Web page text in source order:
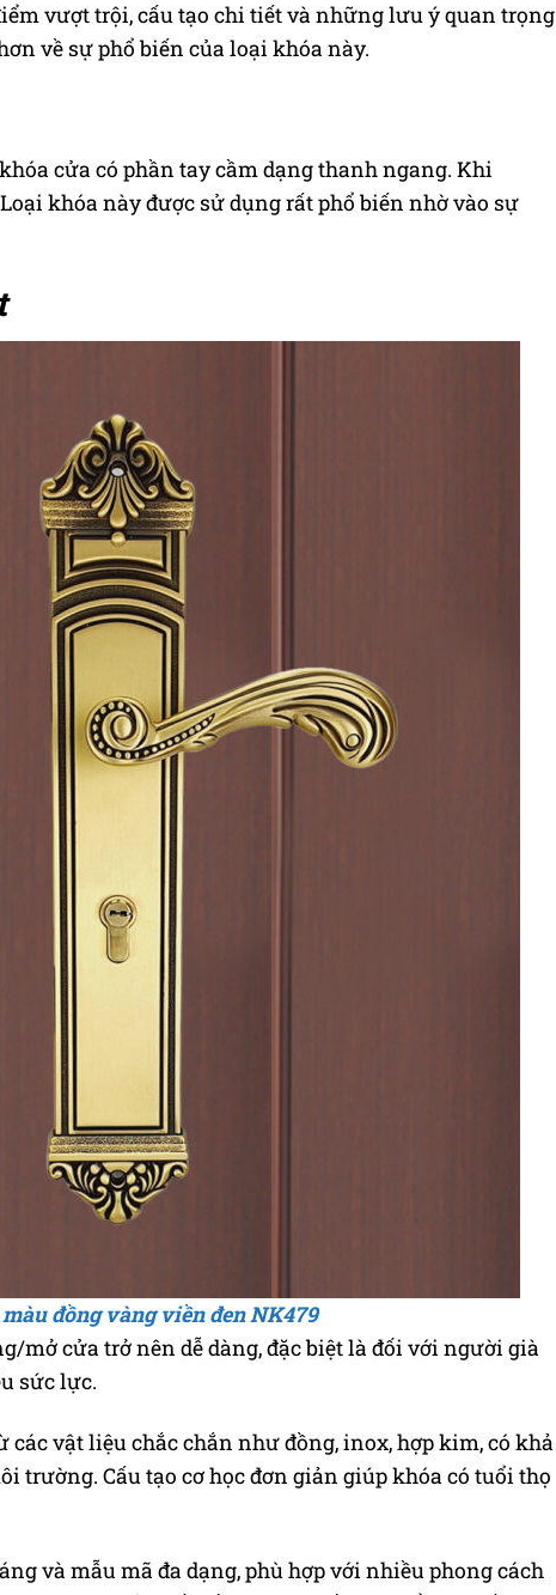
vượt trội, cấu tạo chi tiết và những lưu ý quan trọng
về sự phổ biến của loại khóa này.
cửa có phần tay cầm dạng thanh ngang. Khi
khóa này được sử dụng rất phổ biến nhờ vào sự
đồng vàng viền đen NK479
mở cửa trở nên dễ dàng, đặc biệt là đối với người già
sức lực.
vật liệu chắc chắn như đồng, inox, hợp kim, có khả
trường. Cấu tạo cơ học đơn giản giúp khóa có tuổi thọ
và mẫu mã đa dạng, phù hợp với nhiều phong cách